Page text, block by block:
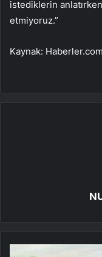
istediklerin
etmiyoruz.”
Kaynak: